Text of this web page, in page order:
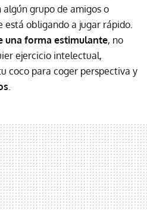
algún grupo de amigos o
está obligando a jugar rápido.
una forma estimulante, no
ejercicio intelectual,
coco para coger perspectiva y